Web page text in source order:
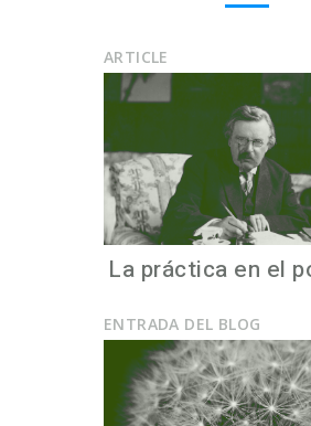
ARTICLE
La práctica en el
ENTRADA DEL BLOG